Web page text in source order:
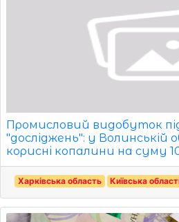
Промисловий видобуток
"досліджень": у Волинській
корисні копалини на суму
Харківська область Київська